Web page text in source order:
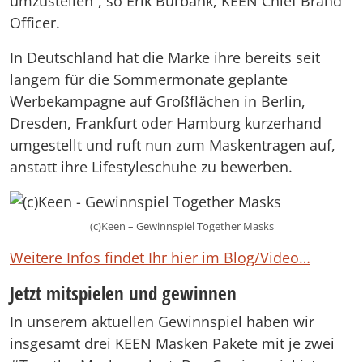
Officer.
In Deutschland hat die Marke ihre bereits seit
langem für die Sommermonate geplante
Werbekampagne auf Großflächen in Berlin,
Dresden, Frankfurt oder Hamburg kurzerhand
umgestellt und ruft nun zum Maskentragen auf,
anstatt ihre Lifestyleschuhe zu bewerben.
(c)Keen – Gewinnspiel Together Masks
Weitere Infos findet Ihr hier im Blog/Video…
Jetzt mitspielen und gewinnen
In unserem aktuellen Gewinnspiel haben wir
insgesamt drei KEEN Masken Pakete mit je zwei